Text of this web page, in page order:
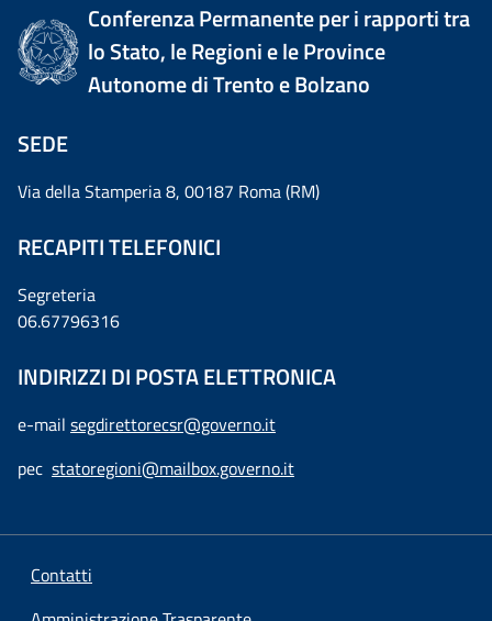
Conferenza Permanente per i rapporti tra
lo Stato, le Regioni e le Province
Autonome di Trento e Bolzano
SEDE
Via della Stamperia 8, 00187 Roma (RM)
RECAPITI TELEFONICI
Segreteria
06.67796316
INDIRIZZI DI POSTA ELETTRONICA
e-mail segdirettorecsr@governo.it
pec statoregioni@mailbox.governo.it
Contatti